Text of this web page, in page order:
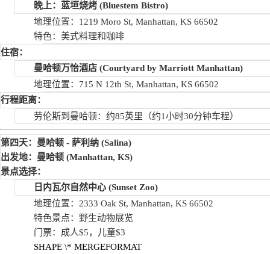
晚上：蓝垣烧烤(Bluestem Bistro)
地理位置：1219 Moro St, Manhattan, KS 66502
特色：美式料理和咖啡
住宿：
曼哈顿万怡酒店(Courtyard by Marriott Manhattan)
地理位置：715 N 12th St, Manhattan, KS 66502
行程距离：
劳伦斯到曼哈顿：约85英里（约1小时30分钟车程）
第四天：曼哈顿 - 萨利纳 (Salina)
出发地：曼哈顿 (Manhattan, KS)
景点选择：
日内瓦尔自然中心(Sunset Zoo)
地理位置：2333 Oak St, Manhattan, KS 66502
特色景点：野生动物展览
门票：成人$5，儿童$3
SHAPE \* MERGEFORMAT